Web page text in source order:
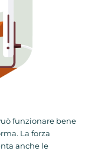
funzionare bene
La forza
anche le